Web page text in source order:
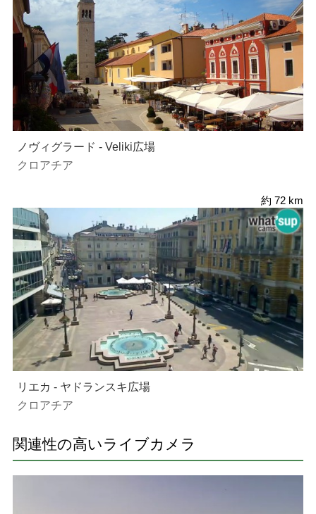
ノヴィグラード - Veliki広場
クロアチア
約 72 km
リエカ - ヤドランスキ広場
クロアチア
関連性の高いライブカメラ